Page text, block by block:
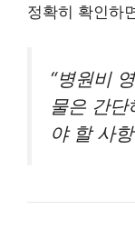
정확히 확인하
“병원비
물은 간
야 할 사